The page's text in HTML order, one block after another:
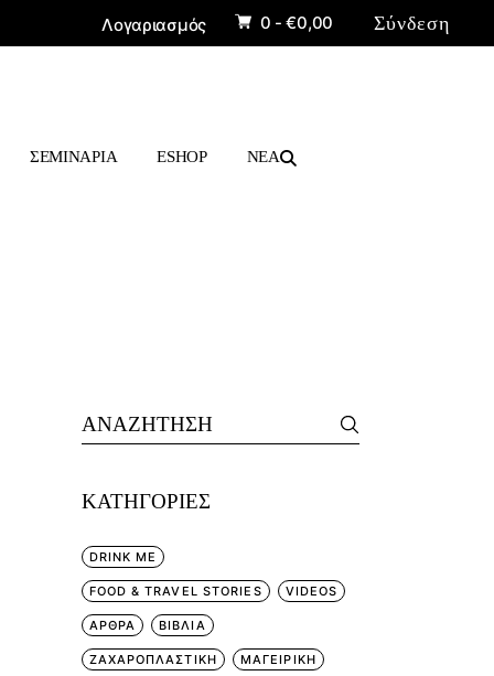
Λογαριασμός 0 -€0,00 Σύνδεση
ΣΕΜΙΝΑΡΙΑ ESHOP ΝΕΑ
Search
for:
KΑΤΗΓΟΡΊΕΣ
DRINK ME
FOOD & TRAVEL STORIES VIDEOS
ΑΡΘΡΑ ΒΙΒΛΙΑ
ΖΑΧΑΡΟΠΛΑΣΤΙΚΗ ΜΑΓΕΙΡΙΚΗ